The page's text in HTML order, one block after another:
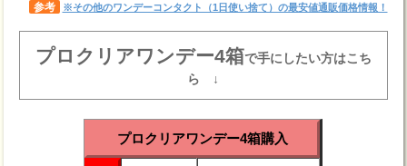
参考 ※その他のワンデーコンタクト（1日使い捨て）の最安値通販価格情報！
プロクリアワンデー4箱で手にしたい方はこち
ら ↓
プロクリアワンデー4箱購入